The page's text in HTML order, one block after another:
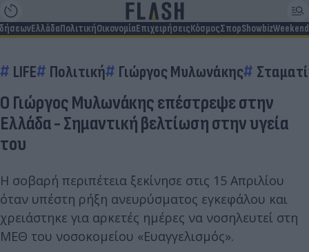
ΕλλάδαΠολιτικήΟικονομίαΕπιχειρήσειςΚόσμοςΣπορShowbizWeekend
LIFE Πολιτική Γιώργος Μυλωνάκης
Ο Γιώργος Μυλωνάκης επέστρεψε στην
Ελλάδα - Σημαντική βελτίωση στην υγεία
του
Η σοβαρή περιπέτεια ξεκίνησε στις 15 Απριλίου
όταν υπέστη ρήξη ανευρύσματος εγκεφάλου και
χρειάστηκε για αρκετές ημέρες να νοσηλευτεί στη
ΜΕΘ του νοσοκομείου «Ευαγγελισμός».